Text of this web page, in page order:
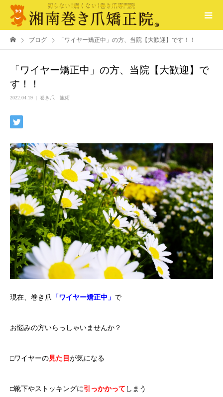
ブログ 「ワイヤー矯正中」の方、当院【大歓迎】です！！
「ワイヤー矯正中」の方、当院【大歓迎】で
す！！
2022.04.19 巻き爪 施術
現在、巻き爪 「ワイヤー矯正中」 で
お悩みの方いらっしゃいませんか？
□ワイヤーの見た目 が気になる
□靴下やストッキングに引っかかって しまう